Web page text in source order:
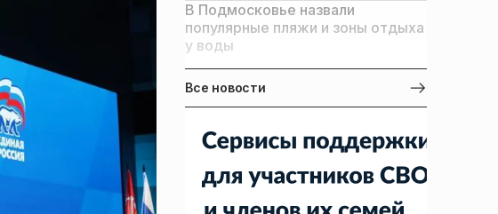
В Подмосковье назвали
популярные пляжи и зоны отдыха
у воды
Все новости